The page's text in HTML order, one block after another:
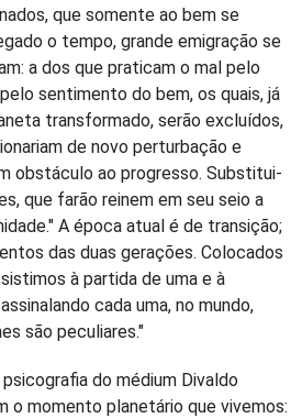
que somente ao bem se
o tempo, grande emigração se
a dos que praticam o mal pelo
sentimento do bem, os quais, já
transformado, serão excluídos,
de novo perturbação e
obstáculo ao progresso. Substitui-
que farão reinem em seu seio a
A época atual é de transição;
das duas gerações. Colocados
à partida de uma e à
cada uma, no mundo,
são peculiares."
do médium Divaldo
o momento planetário que vivemos: